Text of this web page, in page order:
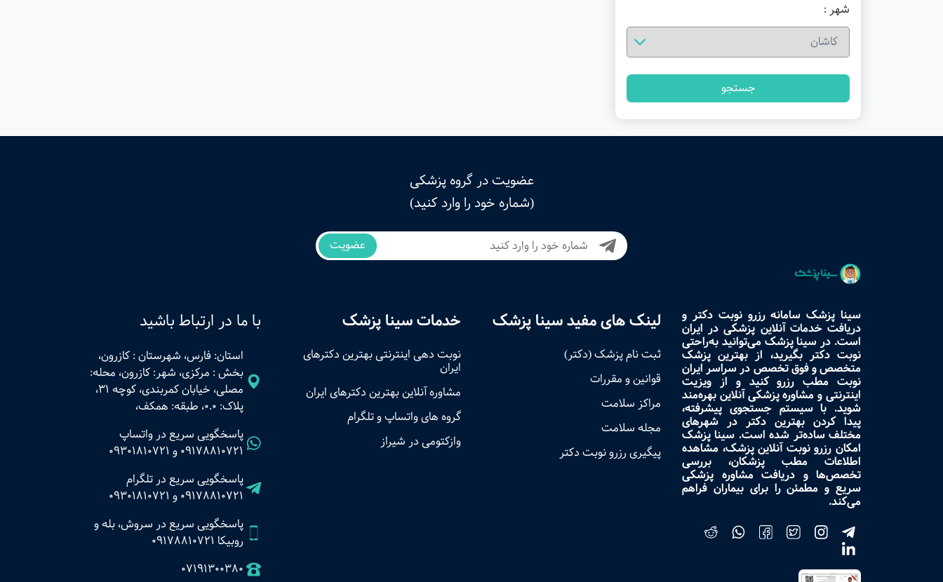
شهر :
جستجو
عضویت در گروه پزشکی
(شماره خود را وارد کنید)
عضویت
سینا پزشک سامانه رزرو نوبت دکتر و
دریافت خدمات آنلاین پزشکی در ایران
است. در سینا پزشک می‌توانید به‌راحتی
نوبت دکتر بگیرید، از بهترین پزشک
متخصص و فوق تخصص در سراسر ایران
نوبت مطب رزرو کنید و از ویزیت
اینترنتی و مشاوره پزشکی آنلاین بهره‌مند
شوید. با سیستم جستجوی پیشرفته،
پیدا کردن بهترین دکتر در شهرهای
مختلف ساده‌تر شده است. سینا پزشک
امکان رزرو نوبت آنلاین پزشک، مشاهده
اطلاعات مطب پزشکان، بررسی
تخصص‌ها و دریافت مشاوره پزشکی
سریع و مطمئن را برای بیماران فراهم
می‌کند.
لینک های مفید سینا پزشک
ثبت نام پزشک (دکتر)
قوانین و مقررات
مراکز سلامت
مجله سلامت
پیگیری رزرو نوبت دکتر
خدمات سینا پزشک
نوبت‌ دهی اینترنتی بهترین دکترهای
ایران
مشاوره آنلاین بهترین دکترهای ایران
گروه های واتساپ و تلگرام
وازکتومی در شیراز
با ما در ارتباط باشید
استان: فارس، شهرستان : کازرون،
بخش : مرکزی، شهر: کازرون، محله:
مصلی، خیابان کمربندی، کوچه 31،
پلاک: 0.0، طبقه: همکف،
پاسخگویی سریع در واتساپ
09178810721 و 09301810721
پاسخگویی سریع در تلگرام
09178810721 و 09301810721
پاسخگویی سریع در سروش، بله و
روبیکا 09178810721
07191300380